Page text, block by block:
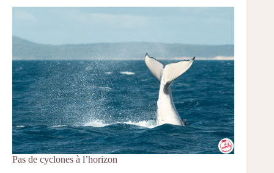
Pas de cyclones à l’horizon